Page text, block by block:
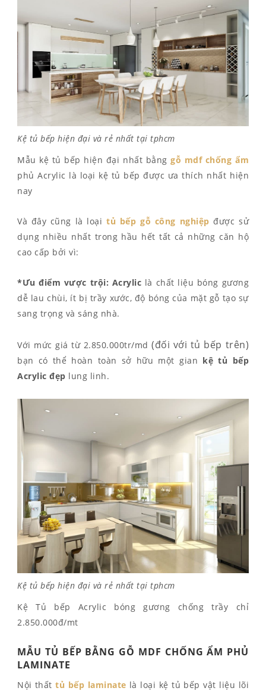
Kệ tủ bếp hiện đại và rẻ nhất tại tphcm
Mẫu kệ tủ bếp hiện đại nhất bằnggỗ mdf chống ẩm
phủ Acrylic là loại kệ tủ bếp được ưa thích nhất hiện
nay
Và đây cũng là loạitủ bếp gỗ công nghiệp được sử
dụng nhiều nhất trong hầu hết tất cả những căn hộ
cao cấp bởi vì:
*Ưu điểm vược trội: Acrylic là chất liệu bóng gương
dễ lau chùi, ít bị trầy xước, độ bóng của mặt gỗ tạo sự
sang trọng và sáng nhà.
Với mức giá từ 2.850.000tr/md(đối với tủ bếp trên)
bạn có thể hoàn toàn sở hữu một gian kệ tủ bếp
Acrylic đẹp lung linh.
Kệ tủ bếp hiện đại và rẻ nhất tại tphcm
Kệ Tủ bếp Acrylic bóng gương chống trầy chỉ
2.850.000đ/mt
MẪU TỦ BẾP BẰNG GỖ MDF CHỐNG ẨM PHỦ
LAMINATE
Nội thấttủ bếp laminate là loại kệ tủ bếp vật liệu lõi